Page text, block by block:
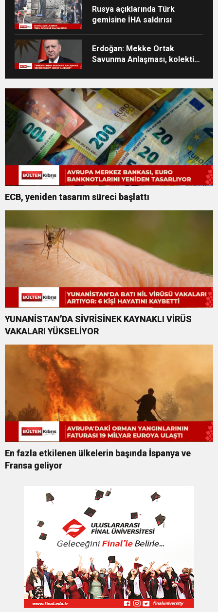
Rusya açıklarında Türk
gemisine İHA saldırısı
Erdoğan: Mekke Ortak
Savunma Anlaşması, kolektif
ECB, yeniden tasarım süreci başlattı
YUNANİSTAN’DA SİVRİSİNEK KAYNAKLI VİRÜS
VAKALARI YÜKSELİYOR
En fazla etkilenen ülkelerin başında İspanya ve
Fransa geliyor